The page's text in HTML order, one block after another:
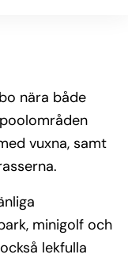
nära både
vuxna, samt
minigolf och
lekfulla